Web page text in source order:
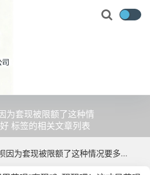
现被限额了这种
为套现被限额了这种情
标签的相关文章列表
因为套现被限额了这种情况要多久才会好